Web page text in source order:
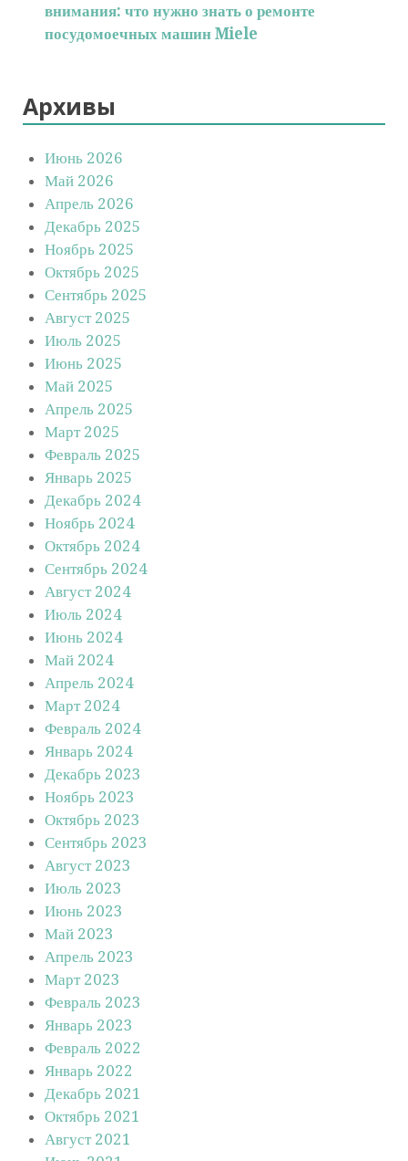
внимания: что нужно знать о ремонте
посудомоечных машин Miele
Архивы
Июнь 2026
Май 2026
Апрель 2026
Декабрь 2025
Ноябрь 2025
Октябрь 2025
Сентябрь 2025
Август 2025
Июль 2025
Июнь 2025
Май 2025
Апрель 2025
Март 2025
Февраль 2025
Январь 2025
Декабрь 2024
Ноябрь 2024
Октябрь 2024
Сентябрь 2024
Август 2024
Июль 2024
Июнь 2024
Май 2024
Апрель 2024
Март 2024
Февраль 2024
Январь 2024
Декабрь 2023
Ноябрь 2023
Октябрь 2023
Сентябрь 2023
Август 2023
Июль 2023
Июнь 2023
Май 2023
Апрель 2023
Март 2023
Февраль 2023
Январь 2023
Февраль 2022
Январь 2022
Декабрь 2021
Октябрь 2021
Август 2021